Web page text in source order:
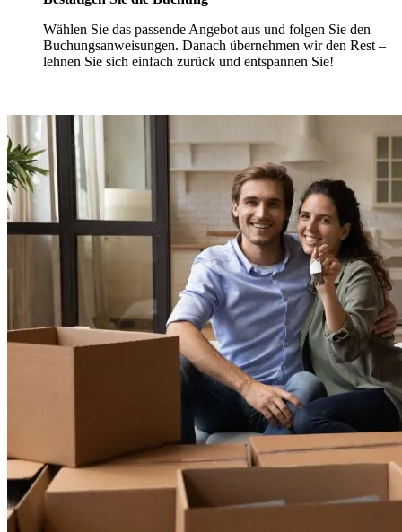
Wählen Sie das passende Angebot aus und folgen Sie den
Buchungsanweisungen. Danach übernehmen wir den Rest –
lehnen Sie sich einfach zurück und entspannen Sie!